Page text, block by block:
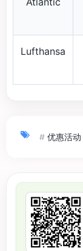
Lufthansa
# 优惠活动